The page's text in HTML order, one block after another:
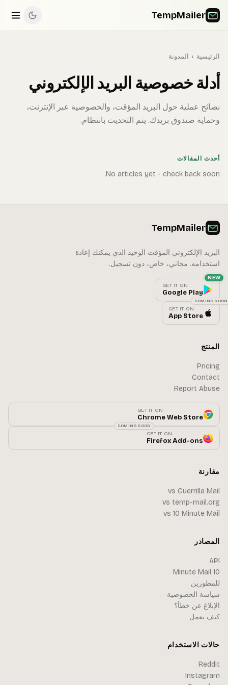
TempMailer
الرئيسية › المدونة
أدلة خصوصية البريد الإلكتروني
نصائح عملية حول البريد المؤقت، والخصوصية عبر الإنترنت،
وحماية صندوق بريدك. يتم التحديث بانتظام.
أحدث المقالات
No articles yet - check back soon.
TempMailer
البريد الإلكتروني المؤقت الوحيد الذي يمكنك إعادة
استخدامه. مجاني، خاص، دون تسجيل.
GET IT ON
Google Play
NEW
GET IT ON
App Store
COMING SOON
المنتج
Pricing
Contact
Report Abuse
GET IT ON
Chrome Web Store
GET IT ON
Firefox Add-ons
COMING SOON
مقارنة
vs Guerrilla Mail
vs temp-mail.org
vs 10 Minute Mail
المصادر
API
10 Minute Mail
للمطورين
سياسة الخصوصية
الإبلاغ عن خطأ؟
كيف يعمل
حالات الاستخدام
Reddit
Instagram